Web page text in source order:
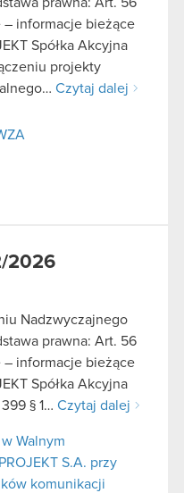
– informacje bieżące
Spółka Akcyjna
projekty
Czytaj dalej
2026
Nadzwyczajnego
prawna: Art. 56
– informacje bieżące
Spółka Akcyjna
§ 1… Czytaj dalej
Walnym
S.A. przy
komunikacji